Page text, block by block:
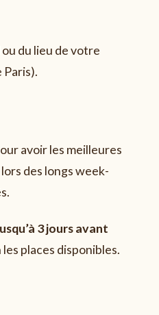
du lieu de votre
avoir les meilleures
des longs week-
3 jours avant
places disponibles.